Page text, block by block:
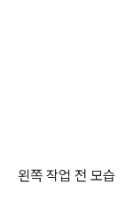
왼쪽 작업 전 모습